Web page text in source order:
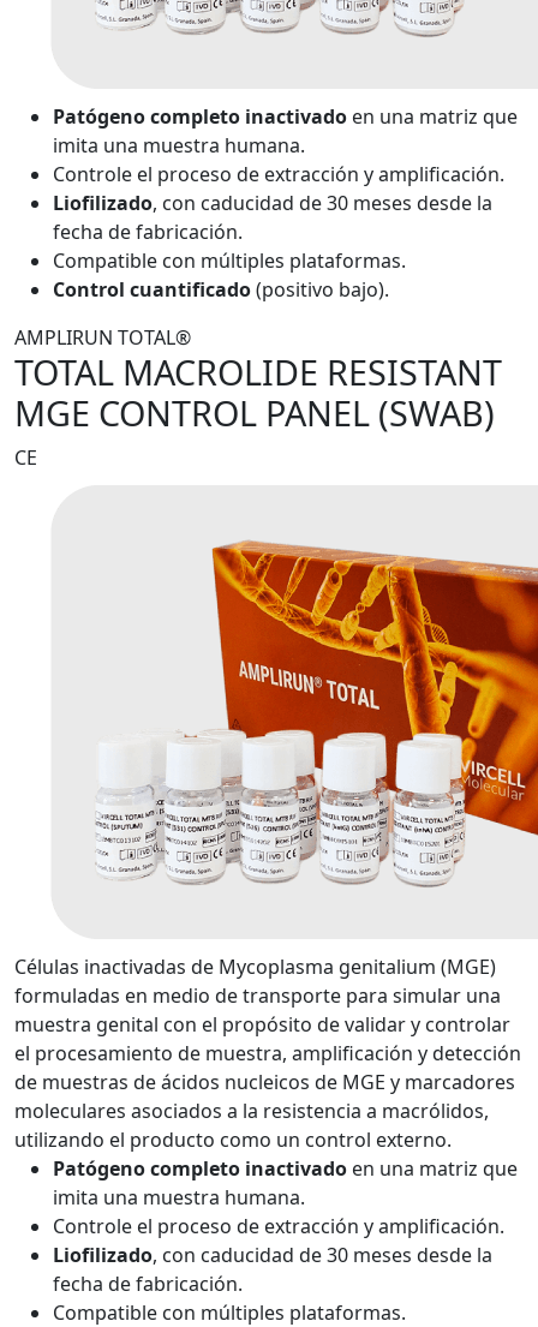
Patógeno completo inactivado en una matriz que
imita una muestra humana.
Controle el proceso de extracción y amplificación.
Liofilizado, con caducidad de 30 meses desde la
fecha de fabricación.
Compatible con múltiples plataformas.
Control cuantificado(positivo bajo).
AMPLIRUN TOTAL®
TOTAL MACROLIDE RESISTANT
MGE CONTROL PANEL (SWAB)
CE
Células inactivadas de Mycoplasma genitalium (MGE)
formuladas en medio de transporte para simular una
muestra genital con el propósito de validar y controlar
el procesamiento de muestra, amplificación y detección
de muestras de ácidos nucleicos de MGE y marcadores
moleculares asociados a la resistencia a macrólidos,
utilizando el producto como un control externo.
Patógeno completo inactivado en una matriz que
imita una muestra humana.
Controle el proceso de extracción y amplificación.
Liofilizado, con caducidad de 30 meses desde la
fecha de fabricación.
Compatible con múltiples plataformas.